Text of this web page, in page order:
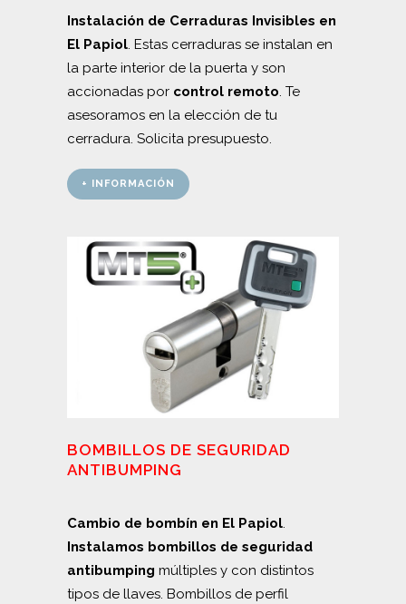
Instalación de Cerraduras Invisibles en
El Papiol. Estas cerraduras se instalan en
la parte interior de la puerta y son
accionadas por control remoto. Te
asesoramos en la elección de tu
cerradura. Solicita presupuesto.
+ INFORMACIÓN
BOMBILLOS DE SEGURIDAD
ANTIBUMPING
Cambio de bombín en El Papiol.
Instalamos bombillos de seguridad
antibumping múltiples y con distintos
tipos de llaves. Bombillos de perfil